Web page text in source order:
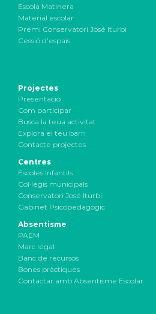
Escola Matinera
Material escolar
Premi Conservatori José Iturbi
Cessió d’espais
Projectes
Presentació
Com participar
Busca la teua activitat
Explora el teu barri
Contacte projectes
Centres
Escoles Infantils
Col·legis municipals
Conservatori José Iturbi
Gabinet Psicopedagògic
Absentisme
PAEM
Marc legal
Banc de recursos
Bones pràctiques
Contactar amb Absentisme Escolar